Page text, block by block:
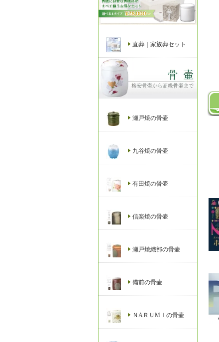
直葬｜家族葬セット
瀬戸焼の骨壷
九谷焼の骨壷
有田焼の骨壷
信楽焼の骨壷
瀬戸焼織部の骨壷
備前の骨壷
ＮAＲＵМＩの骨壷